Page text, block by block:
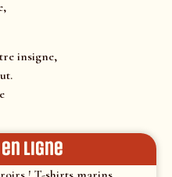
insigne,
ligne